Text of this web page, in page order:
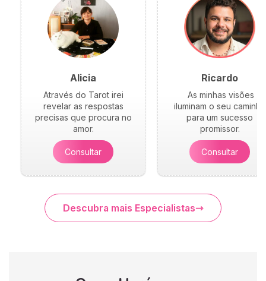
Alicia
Através do Tarot irei
revelar as respostas
precisas que procura no
amor.
Consultar
Ricardo
As minhas visões
iluminam o seu caminho
para um sucesso
promissor.
Consultar
Descubra mais Especialistas